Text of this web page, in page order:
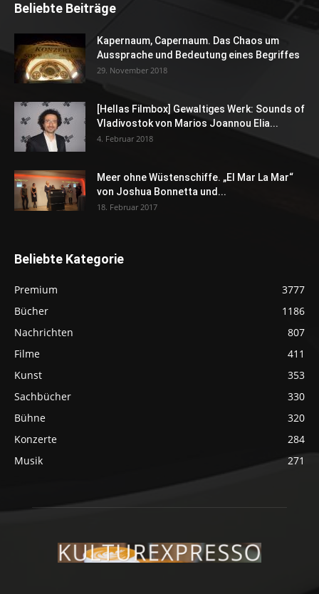
Beliebte Beiträge
Kapernaum, Capernaum. Das Chaos um
Aussprache und Bedeutung eines Begriffes
29. November 2018
[Hellas Filmbox] Gewaltiges Werk: Sounds of
Vladivostok von Marios Joannou Elia...
4. Februar 2018
Meer ohne Wüstenschiffe. „El Mar La Mar“
von Joshua Bonnetta und...
18. Februar 2017
Beliebte Kategorie
Premium
3777
Bücher
1186
Nachrichten
807
Filme
411
Kunst
353
Sachbücher
330
Bühne
320
Konzerte
284
Musik
271